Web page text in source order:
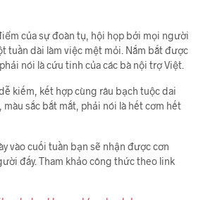
của sự đoàn tụ, hội họp bởi mọi người
tuần dài làm việc mệt mỏi. Nắm bắt được
nói là cứu tinh của các bà nội trợ Việt.
kiếm, kết hợp cùng râu bạch tuộc dai
sắc bắt mắt, phải nói là hết cơm hết
vào cuối tuần bạn sẽ nhận được cơn
đấy. Tham khảo công thức theo link